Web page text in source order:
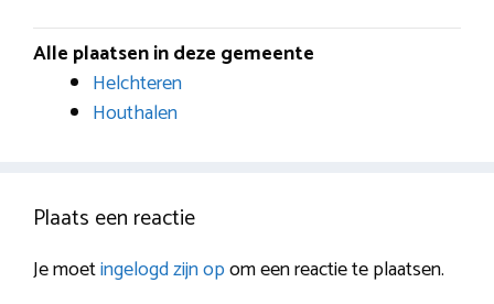
Alle plaatsen in deze gemeente
Helchteren
Houthalen
Plaats een reactie
Je moetingelogd zijn opom een reactie te plaatsen.